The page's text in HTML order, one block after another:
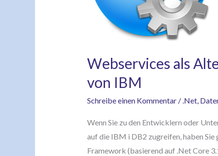
Webservices als
von IBM
Schreibe einen Kommentar /.Net,
Wenn Sie zu den Entwicklern oder
auf die IBM i DB2 zugreifen, haben
Framework (basierend auf .Net Core
Core
ADO.NET
IBM